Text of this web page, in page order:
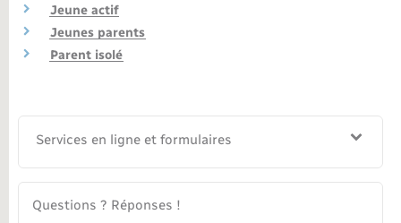
Nouvel habitant
Numérique
Organisation d’événement
Jeune actif
Jeunes parents
Parent isolé
Services en ligne et formulaires
Questions ? Réponses !